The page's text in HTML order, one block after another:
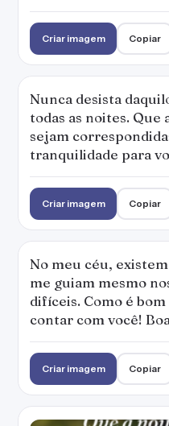
Criar imagem Copiar
Nunca desista
todas as noites. Que
sejam
tranquilidade para
Criar imagem Copiar
No meu céu,
me guiam mesmo
difíceis. Como é
contar com você!
Criar imagem Copiar